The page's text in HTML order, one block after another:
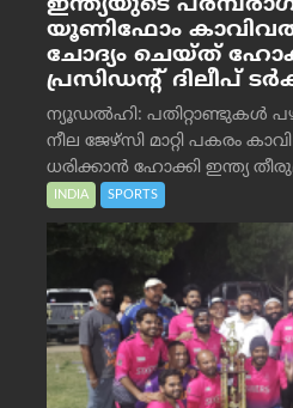
യൂണിഫോം
ചോദ്യം ചെയ്ത്
പ്രസിഡന്റ് ദിലീപ്
ന്യൂഡൽഹി: പതിറ്റാണ്ടുകൾ
നീല ജേഴ്‌സി മാറ്റി പകരം
ധരിക്കാൻ ഹോക്കി ഇന്ത്യ
INDIA SPORTS